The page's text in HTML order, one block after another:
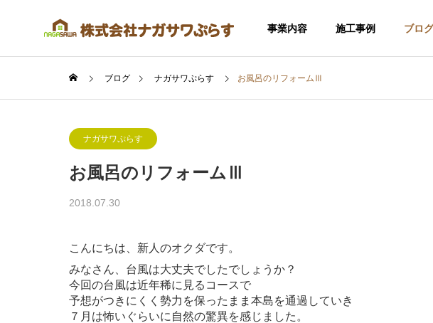
事業内容 施工事例 ブログ
事業内容
住宅事業
ブログ ナガサワぷらす お風呂のリフォームⅢ
ナガサワぷらす
お風呂のリフォームⅢ
2018.07.30
こんにちは、新人のオクダです。
みなさん、台風は大丈夫でしたでしょうか？
今回の台風は近年稀に見るコースで
予想がつきにくく勢力を保ったまま本島を通過していき
７月は怖いぐらいに自然の驚異を感じました。